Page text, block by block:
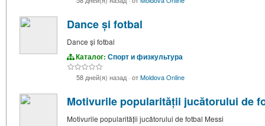
Dance și fotbal
Dance și fotbal
Каталог: Спорт и физкультура
58 дней(я) назад · отMoldova Online
Motivurile popularității jucătorului de
Motivurile popularității jucătorului de fotbal Messi